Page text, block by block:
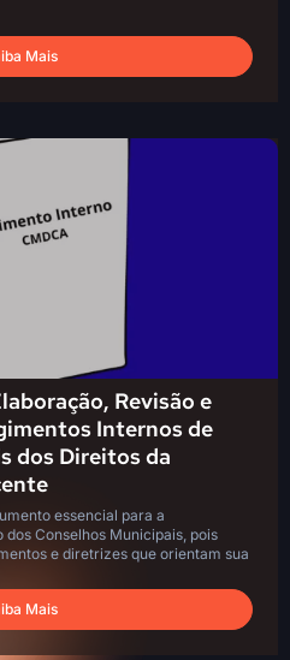
Mais
Revisão e
Internos de
dos Direitos da
essencial para a
Conselhos Municipais, pois
e diretrizes que orientam sua
Mais